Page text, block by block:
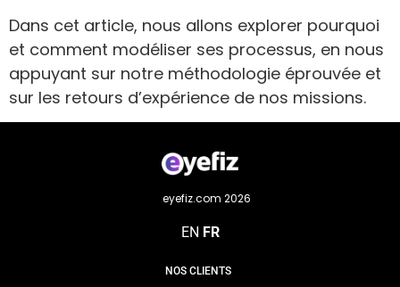
Dans cet article, nous allons explorer pourquoi
et comment modéliser ses processus, en nous
appuyant sur notre méthodologie éprouvée et
sur les retours d’expérience de nos missions.
eyefiz.com 2026
EN FR
NOS CLIENTS